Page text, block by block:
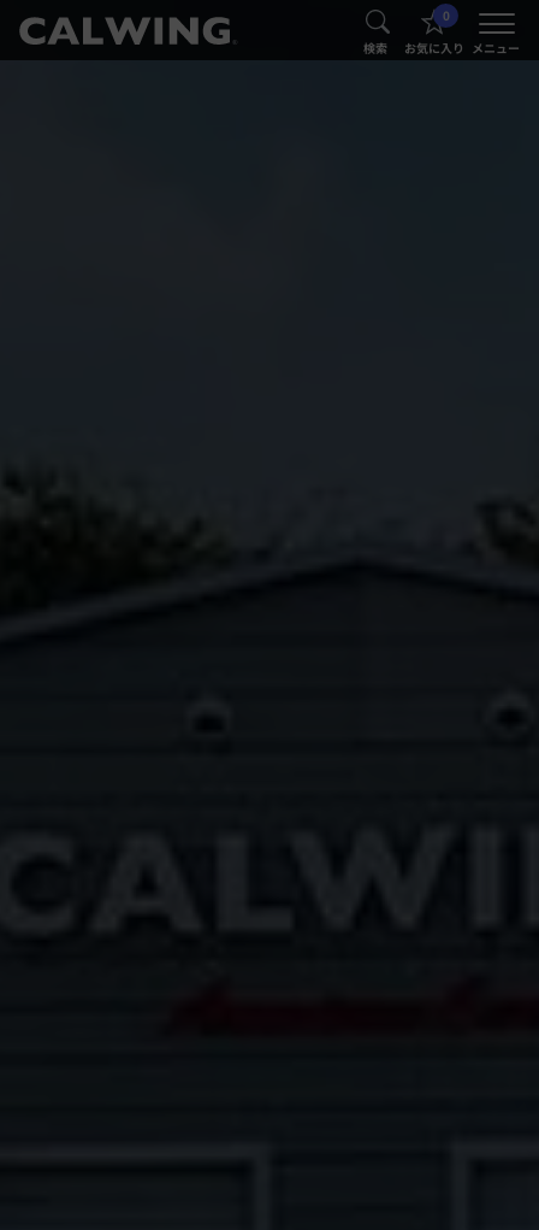
® 検索
0
お気に入り メニュー
®